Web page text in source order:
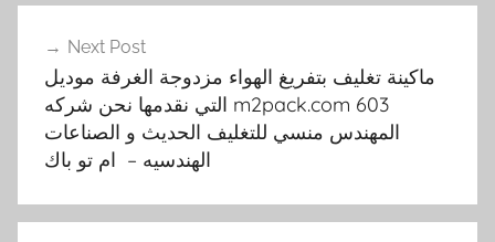
تغليف بتفريغ الهواء مزدوجة الغرفة موديل
m2pack.com 603 التي نقدمها نحن شركه
المهندس منسي للتغليف الحديث و الصناعات
الهندسيه – ام تو باك